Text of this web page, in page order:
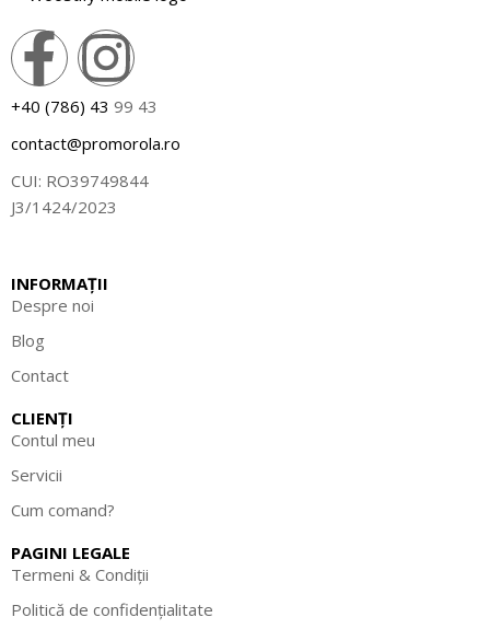
+40 (786) 43 99 43
contact@promorola.ro
CUI: RO39749844
J3/1424/2023
INFORMAȚII
Despre noi
Blog
Contact
CLIENȚI
Contul meu
Servicii
Cum comand?
PAGINI LEGALE
Termeni & Condiții
Politică de confidențialitate